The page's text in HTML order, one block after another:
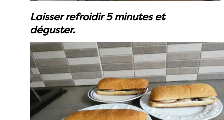
Laisser refroidir 5 minutes et
déguster.